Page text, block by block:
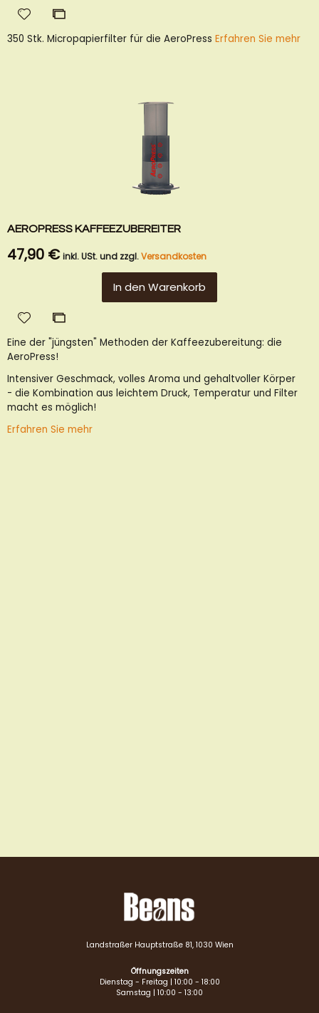
Zur
hinzufügen
Zur
hinzufügen
350 Stk. Micropapierfilter für die AeroPress Erfahren Sie mehr
AEROPRESS KAFFEEZUBEREITER
47,90 € inkl. USt. und zzgl.Versandkosten
In den Warenkorb
Zur
hinzufügen
Zur
hinzufügen
Eine der "jüngsten" Methoden der Kaffeezubereitung: die
AeroPress!
Intensiver Geschmack, volles Aroma und gehaltvoller Körper
- die Kombination aus leichtem Druck, Temperatur und Filter
macht es möglich!
Erfahren Sie mehr
Landstraßer Hauptstraße 81, 1030 Wien
Öffnungszeiten
Dienstag - Freitag | 10:00 - 18:00
Samstag | 10:00 - 13:00